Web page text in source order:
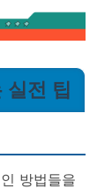
전 팁
방법들을